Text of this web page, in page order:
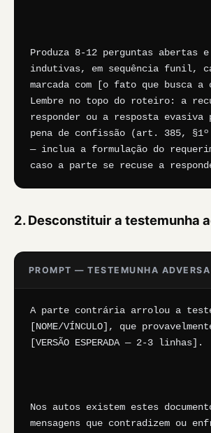
Produza 8-12 perguntas abertas e
indutivas, em sequência funil,
marcada com [o fato que busca a
Lembre no topo do roteiro: a
responder ou a resposta evasiva
pena de confissão (art. 385,
— inclua a formulação do
caso a parte se recuse a
2. Desconstituir a testemunha
PROMPT — TESTEMUNHA ADVERSA
A parte contrária arrolou a
[NOME/VÍNCULO], que
[VERSÃO ESPERADA — 2-3 linhas].
Nos autos existem estes
mensagens que contradizem ou